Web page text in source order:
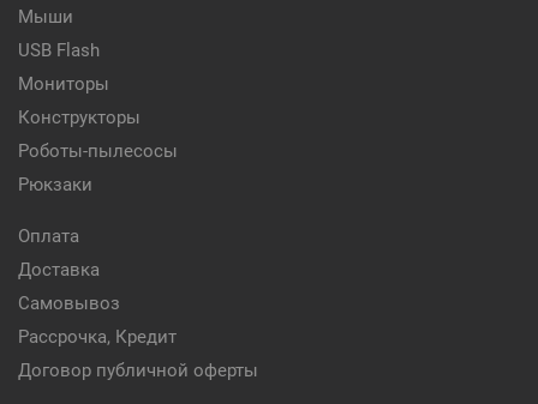
Мыши
USB Flash
Мониторы
Конструкторы
Роботы-пылесосы
Рюкзаки
Оплата
Доставка
Самовывоз
Рассрочка, Кредит
Договор публичной оферты